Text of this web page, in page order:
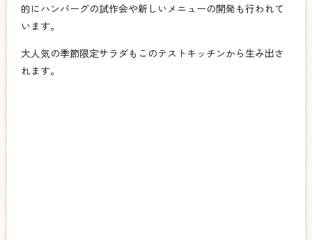
的にハンバーグの試作会や新しいメニューの開発も行われて
います。
大人気の季節限定サラダもこのテストキッチンから生み出さ
れます。